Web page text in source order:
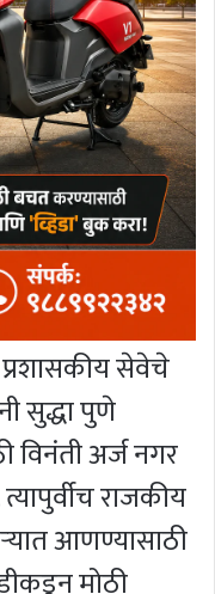
प्रशासकीय सेवेचे
सुद्धा पुणे
विनंती अर्ज नगर
राजकीय
आणण्यासाठी